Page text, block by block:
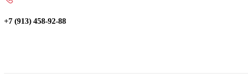
+7 (913) 458-92-88